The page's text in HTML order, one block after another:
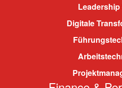
Digitale